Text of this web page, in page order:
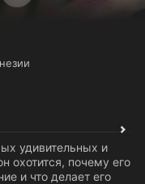
удивительных и
охотится, почему его
и что делает его